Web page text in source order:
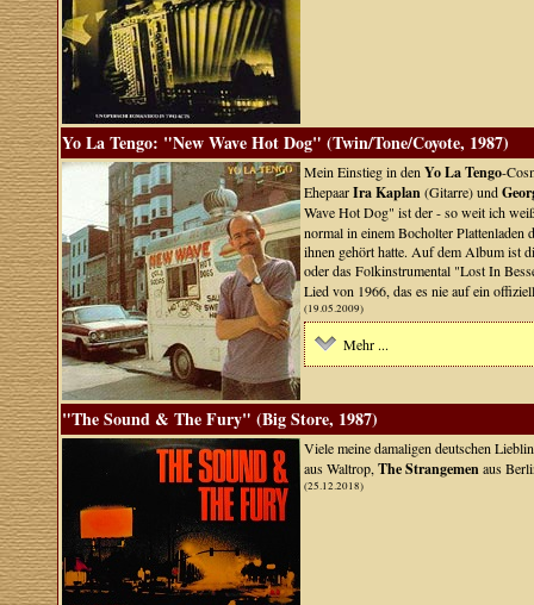
Yo La Tengo: "New Wave Hot Dog" (Twin/Tone/Coyote, 1987)
Mein Einstieg in den Yo La Tengo-
EhepaarIra Kaplan(Gitarre) und
Wave Hot Dog" ist der - so weit ich
normal in einem Bocholter Plattenladen
ihnen gehört hatte. Auf dem Album ist
oder das Folkinstrumental "Lost In
Lied von 1966, das es nie auf ein
(19.05.2009)
Mehr ...
"The Sound & The Fury" (Big Store, 1987)
Viele meine damaligen deutschen
aus Waltrop, The Strangemenaus
(25.12.2018)